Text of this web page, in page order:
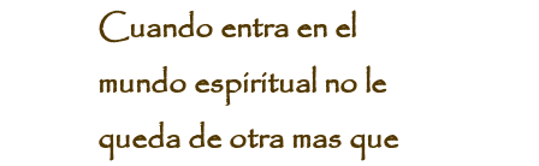
Cuando entra en el
mundo espiritual no le
queda de otra mas que